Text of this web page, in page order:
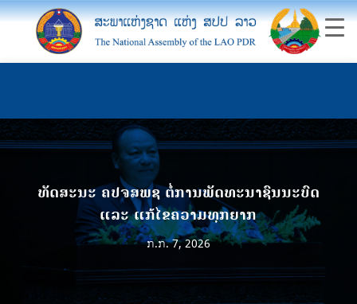
ທັດສະນະ ຄປຈສພຊ ຕໍ່ການພັດທະນາຊົນນະບົດ
ແລະ ແກ້ໄຂຄວາມທຸກຍາກ
ກ.ກ. 7, 2026